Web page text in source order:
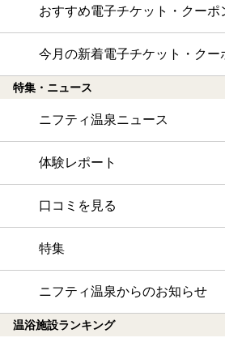
おすすめ電子チケット・クーポ
今月の新着電子チケット・クー
特集・ニュース
ニフティ温泉ニュース
体験レポート
口コミを見る
特集
ニフティ温泉からのお知らせ
温浴施設ランキング